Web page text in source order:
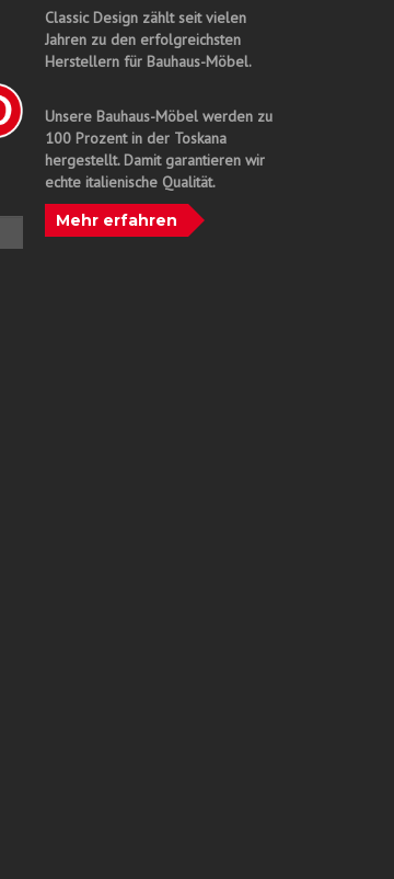
Classic Design zählt seit vielen
Jahren zu den erfolgreichsten
Herstellern für Bauhaus-Möbel.
Unsere Bauhaus-Möbel werden zu
100 Prozent in der Toskana
hergestellt. Damit garantieren wir
echte italienische Qualität.
Mehr erfahren